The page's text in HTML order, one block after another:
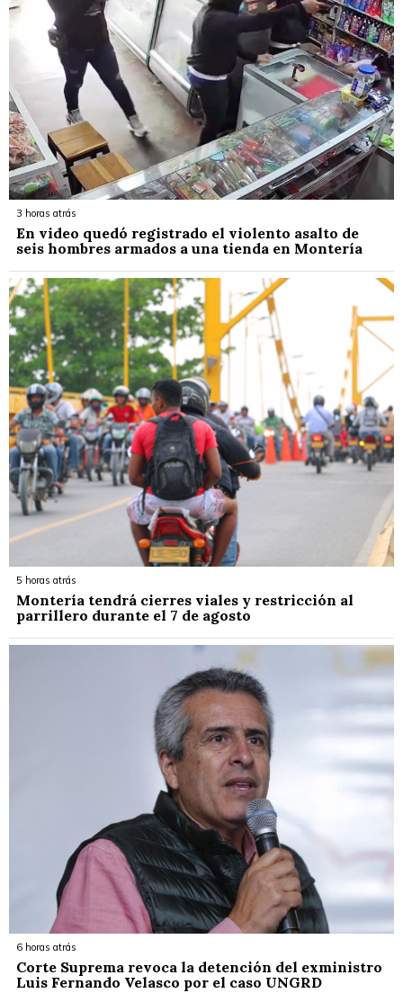
3 horas atrás
En video quedó registrado el violento asalto de
seis hombres armados a una tienda en Montería
5 horas atrás
Montería tendrá cierres viales y restricción al
parrillero durante el 7 de agosto
6 horas atrás
Corte Suprema revoca la detención del exministro
Luis Fernando Velasco por el caso UNGRD